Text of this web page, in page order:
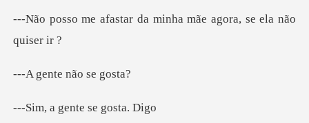
r da minha mãe agora,
te não s
gente se g